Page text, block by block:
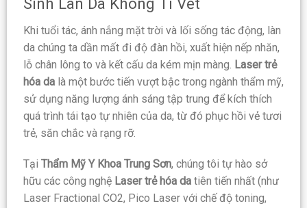
Sinh Làn Da Không Tì Vết
Khi tuổi tác, ánh nắng mặt trời và lối sống tác động, làn
da chúng ta dần mất đi độ đàn hồi, xuất hiện nếp nhăn,
lỗ chân lông to và kết cấu da kém mịn màng. Laser trẻ
hóa da là một bước tiến vượt bậc trong ngành thẩm mỹ,
sử dụng năng lượng ánh sáng tập trung để kích thích
quá trình tái tạo tự nhiên của da, từ đó phục hồi vẻ tươi
trẻ, săn chắc và rạng rỡ.
Tại Thẩm Mỹ Y Khoa Trung Sơn, chúng tôi tự hào sở
hữu các công nghệ Laser trẻ hóa da tiên tiến nhất (như
Laser Fractional CO2, Pico Laser với chế độ toning,